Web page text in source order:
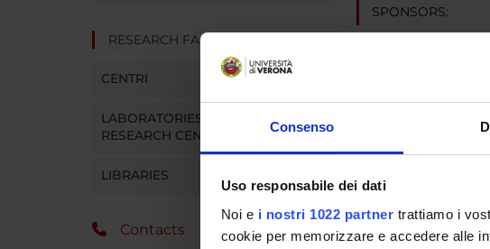
Consenso
Uso responsabile dei dati
Noi e i nostri 1022 partner trattiamo i
cookie per memorizzare e accedere alle
RESEARCH FACILITIES
CENTRI
LABORATORIES AND
RESEARCH CENTRES
LIBRARIES
Contacts
SPONSORS:
PROJECT